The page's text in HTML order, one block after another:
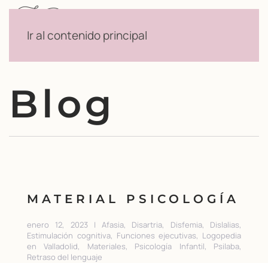
Ir al contenido principal
Blog
MATERIAL PSICOLOGÍA
enero 12, 2023 | Afasia, Disartria, Disfemia, Dislalias,
Estimulación cognitiva, Funciones ejecutivas, Logopedia
en Valladolid, Materiales, Psicología Infantil, Psilaba,
Retraso del lenguaje